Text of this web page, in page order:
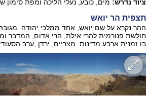
ציוד נדרש: מים, כובע, נעלי הליכה ומפת סימון
תצפית הר יואש
חולשת פנורמית להרי אילת, הרי אדום, המדבר
‏בו זמנית ארבע מדינות: מצריים, ירדן ,ערב